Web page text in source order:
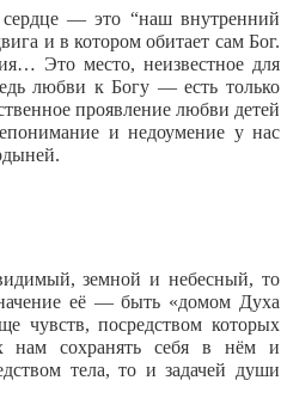
— это “наш внутренний
и в котором обитает сам Бог.
Это место, неизвестное для
любви к Богу — есть только
проявление любви детей
и недоумение у нас
земной и небесный, то
её — быть «домом Духа
чувств, посредством которых
нам сохранять себя в нём и
тела, то и задачей души